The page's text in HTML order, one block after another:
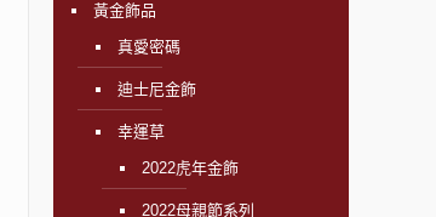
黃金飾品
真愛密碼
迪士尼金飾
幸運草
2022虎年金飾
2022母親節系列